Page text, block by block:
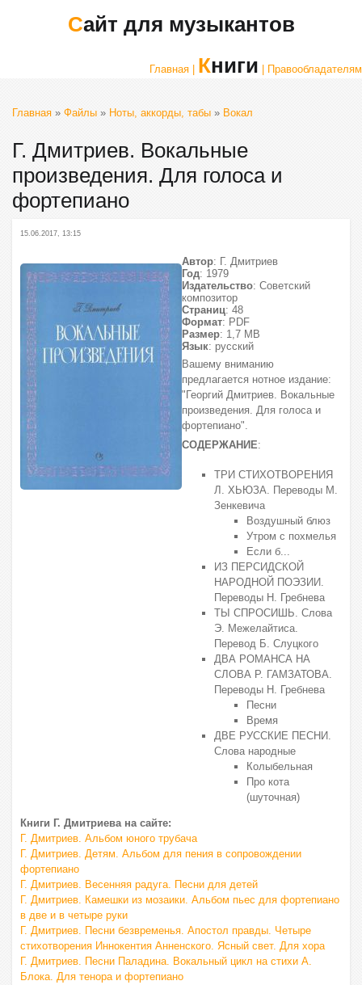
Сайт для музыкантов
Главная | Книги | Правообладателям
Главная » Файлы » Ноты, аккорды, табы » Вокал
Г. Дмитриев. Вокальные
произведения. Для голоса и
фортепиано
15.06.2017, 13:15
Автор: Г. Дмитриев
Год: 1979
Издательство: Советский
композитор
Страниц: 48
Формат: PDF
Размер: 1,7 МВ
Язык: русский
Вашему вниманию
предлагается нотное издание:
"Георгий Дмитриев. Вокальные
произведения. Для голоса и
фортепиано".
СОДЕРЖАНИЕ:
ТРИ СТИХОТВОРЕНИЯ
Л. ХЬЮЗА. Переводы М.
Зенкевича
Воздушный блюз
Утром с похмелья
Если б...
ИЗ ПЕРСИДСКОЙ
НАРОДНОЙ ПОЭЗИИ.
Переводы Н. Гребнева
ТЫ СПРОСИШЬ. Слова
Э. Межелайтиса.
Перевод Б. Слуцкого
ДВА РОМАНСА НА
СЛОВА Р. ГАМЗАТОВА.
Переводы Н. Гребнева
Песни
Время
ДВЕ РУССКИЕ ПЕСНИ.
Слова народные
Колыбельная
Про кота
(шуточная)
Книги Г. Дмитриева на сайте:
Г. Дмитриев. Альбом юного трубача
Г. Дмитриев. Детям. Альбом для пения в сопровождении
фортепиано
Г. Дмитриев. Весенняя радуга. Песни для детей
Г. Дмитриев. Камешки из мозаики. Альбом пьес для фортепиано
в две и в четыре руки
Г. Дмитриев. Песни безвременья. Апостол правды. Четыре
стихотворения Иннокентия Анненского. Ясный свет. Для хора
Г. Дмитриев. Песни Паладина. Вокальный цикл на стихи А.
Блока. Для тенора и фортепиано